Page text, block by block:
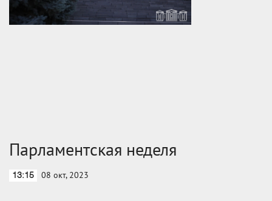
Парламентская неделя
13:15 08 окт, 2023